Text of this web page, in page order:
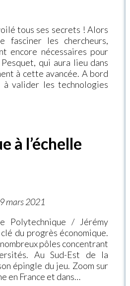
tous ses secrets ! Alors
fasciner les chercheurs,
encore nécessaires pour
qui aura lieu dans
à cette avancée. A bord
à valider les technologies
à l’échelle
mars 2021
Polytechnique / Jérémy
du progrès économique.
pôles concentrant
Au Sud-Est de la
épingle du jeu. Zoom sur
en France et dans…